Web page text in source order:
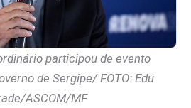
participou de evento
de Sergipe/ FOTO: Edu
ASCOM/MF